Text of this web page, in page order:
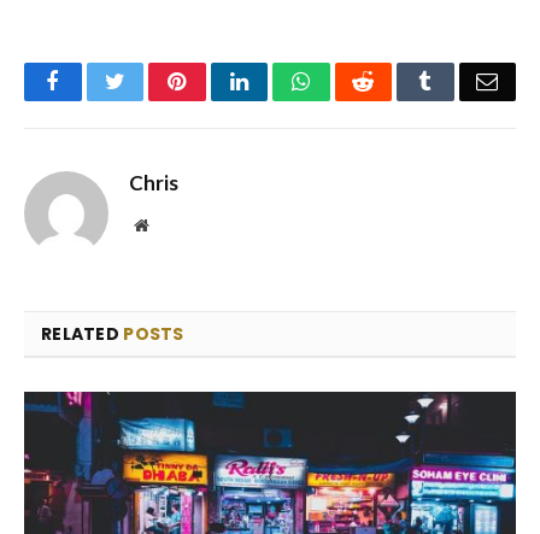
FacebookTwitterPinterestLinkedInWhatsAppReddit Tumblr
Chris
Website
RELATED POSTS